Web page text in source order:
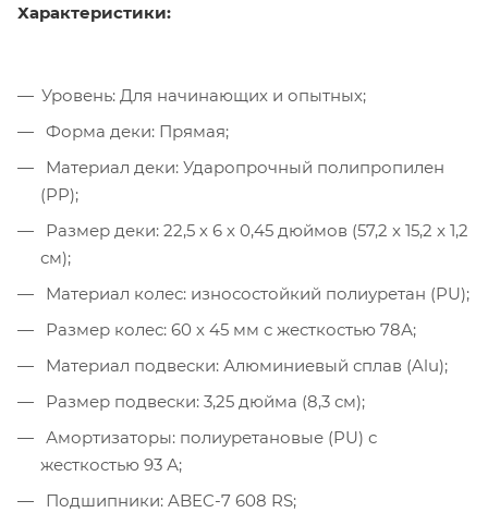
Характеристики:
Уровень: Для начинающих и опытных;
Форма деки: Прямая;
Материал деки: Ударопрочный полипропилен
(PP);
Размер деки: 22,5 х 6 х 0,45 дюймов (57,2 x 15,2 x 1,2
см);
Материал колес: износостойкий полиуретан (PU);
Размер колес: 60 х 45 мм с жесткостью 78А;
Материал подвески: Алюминиевый сплав (Alu);
Размер подвески: 3,25 дюйма (8,3 см);
Амортизаторы: полиуретановые (PU) с
жесткостью 93 А;
Подшипники: ABEC-7 608 RS;